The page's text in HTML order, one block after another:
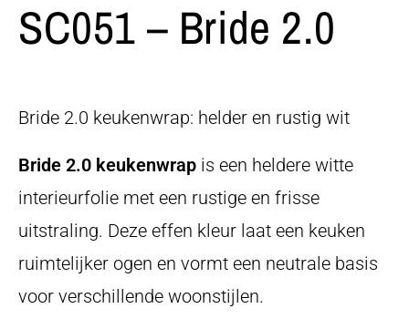
SC051 – Bride 2.0
Bride 2.0 keukenwrap: helder en rustig wit
Bride 2.0 keukenwrap is een heldere witte
interieurfolie met een rustige en frisse
uitstraling. Deze effen kleur laat een keuken
ruimtelijker ogen en vormt een neutrale basis
voor verschillende woonstijlen.